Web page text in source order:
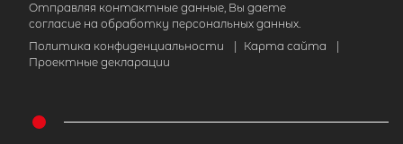
Отправляя контактные данные, Вы даете
согласие на обработку персональных данных.
Политика конфиденциальности
Карта сайта
Проектные декларации